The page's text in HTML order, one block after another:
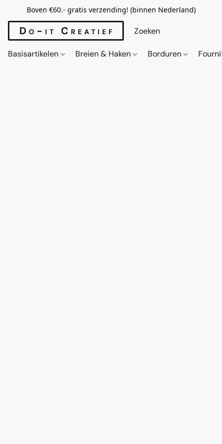
Boven €60.- gratis verzending! (binnen Nederland)
Do-it Creatief
Basisartikelen Breien & Haken Borduren